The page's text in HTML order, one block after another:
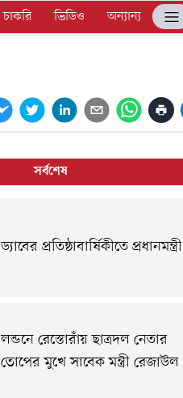
চাকরি ভিডিও
অন্যান্য
সর্বশেষ
ড্যাবের প্রতিষ্ঠাবার্ষিকীতে প্রধানমন্ত্রী
লন্ডনে রেস্তোরাঁয় ছাত্রদল নেতার
তোপের মুখে সাবেক মন্ত্রী রেজাউল